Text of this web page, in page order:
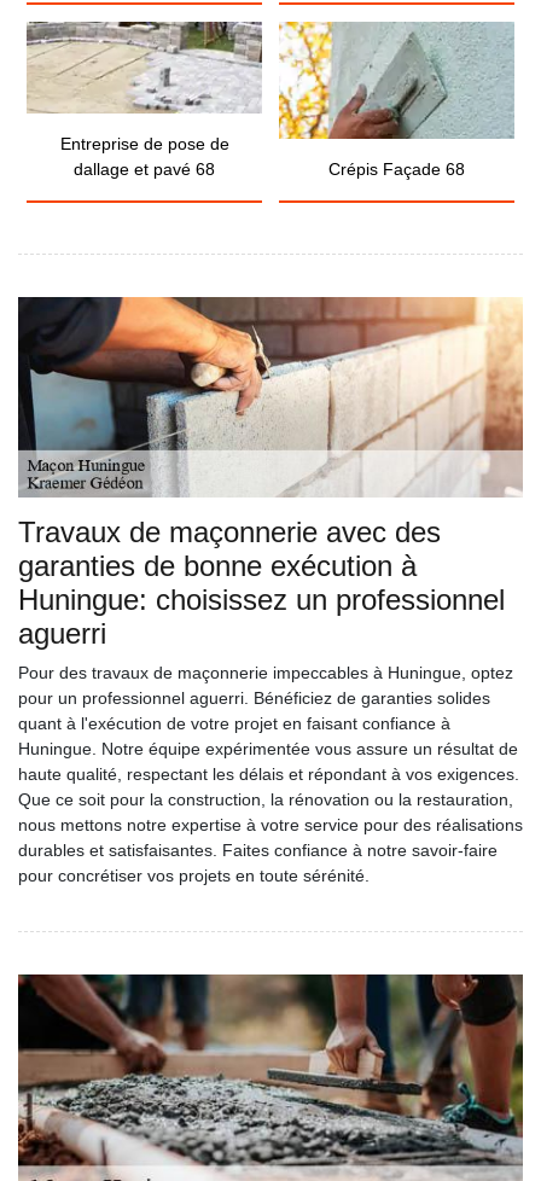
Entreprise de pose de
dallage et pavé 68
Crépis Façade 68
Travaux de maçonnerie avec des
garanties de bonne exécution à
Huningue: choisissez un professionnel
aguerri
Pour des travaux de maçonnerie impeccables à Huningue, optez
pour un professionnel aguerri. Bénéficiez de garanties solides
quant à l'exécution de votre projet en faisant confiance à
Huningue. Notre équipe expérimentée vous assure un résultat de
haute qualité, respectant les délais et répondant à vos exigences.
Que ce soit pour la construction, la rénovation ou la restauration,
nous mettons notre expertise à votre service pour des réalisations
durables et satisfaisantes. Faites confiance à notre savoir-faire
pour concrétiser vos projets en toute sérénité.